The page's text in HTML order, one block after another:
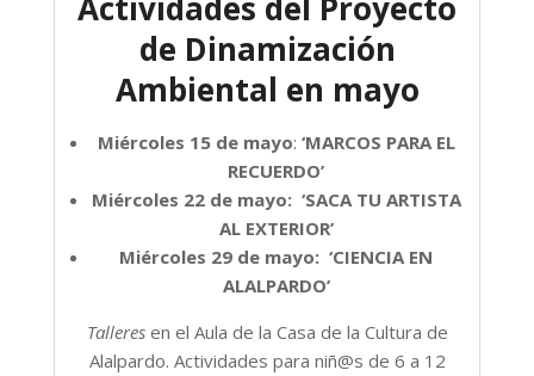
de Dinamización
Ambiental en mayo
Miércoles 15 de mayo: ‘MARCOS PARA EL
RECUERDO’
Miércoles 22 de mayo: ‘SACA TU ARTISTA
AL EXTERIOR’
Miércoles 29 de mayo: ‘CIENCIA EN
ALALPARDO’
Talleres en el Aula de la Casa de la Cultura de
Alalpardo. Actividades para niñ@s de 6 a 12